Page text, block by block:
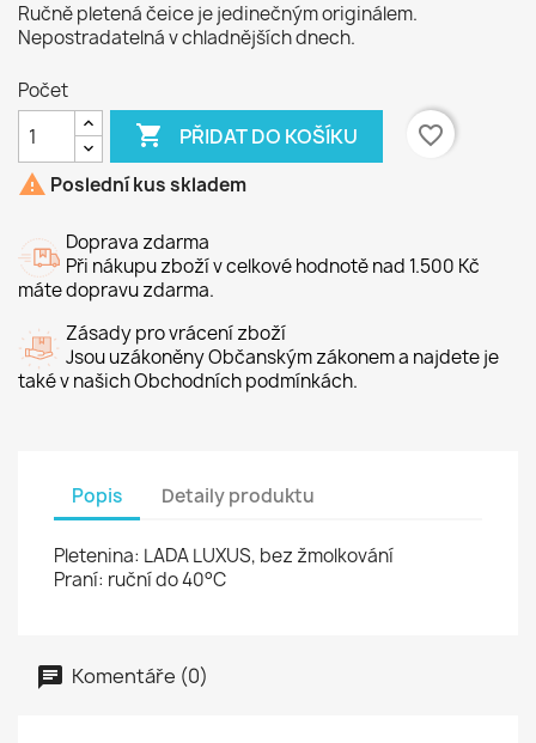
Ručně pletená čeice je jedinečným originálem.
Nepostradatelná v chladnějších dnech.
Počet
 PŘIDAT DO KOŠÍKU
favorite_border
 Poslední kus skladem
Doprava zdarma
Při nákupu zboží v celkové hodnotě nad 1.500 Kč
máte dopravu zdarma.
Zásady pro vrácení zboží
Jsou uzákoněny Občanským zákonem a najdete je
také v našich Obchodních podmínkách.
Popis Detaily produktu
Pletenina: LADA LUXUS, bez žmolkování
Praní: ruční do 40°C
Komentáře (0)